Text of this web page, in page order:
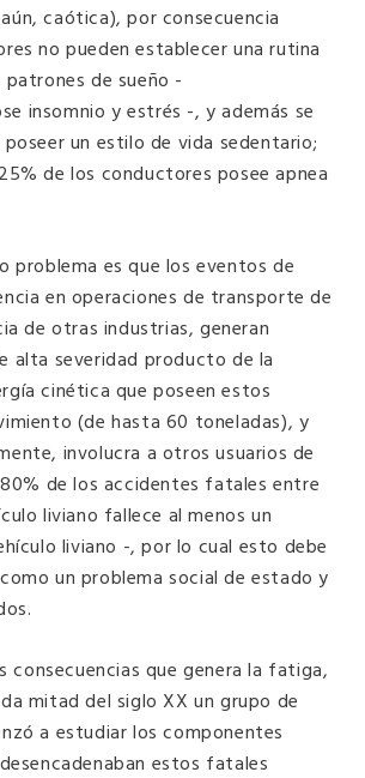
caótica), por consecuencia
no pueden establecer una rutina
de sueño -
insomnio y estrés -, y además se
un estilo de vida sedentario;
de los conductores posee apnea
problema es que los eventos de
en operaciones de transporte de
de otras industrias, generan
alta severidad producto de la
cinética que poseen estos
(de hasta 60 toneladas), y
involucra a otros usuarios de
de los accidentes fatales entre
liviano fallece al menos un
liviano -, por lo cual esto debe
un problema social de estado y
consecuencias que genera la fatiga,
mitad del siglo XX un grupo de
a estudiar los componentes
estos fatales